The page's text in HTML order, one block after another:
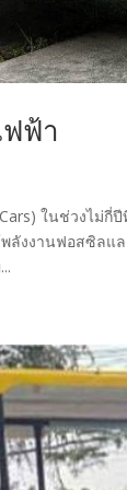
ฟ้า
ในช่วงไม่กี่
ลังงานฟอสซิลแ